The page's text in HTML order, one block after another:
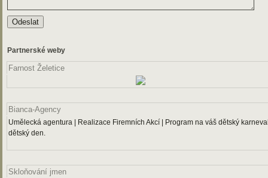
Partnerské weby
Farnost Želetice
Bianca-Agency
Umělecká agentura | Realizace Firemních Akcí | Program na váš dětský
dětský den.
Skloňování jmen